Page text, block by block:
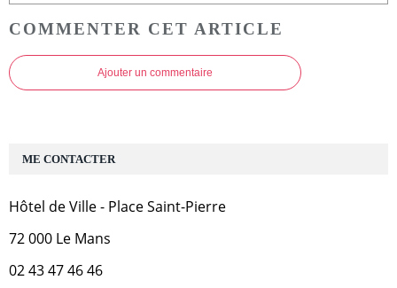
COMMENTER CET ARTICLE
Ajouter un commentaire
ME CONTACTER
Hôtel de Ville - Place Saint-Pierre
72 000 Le Mans
02 43 47 46 46